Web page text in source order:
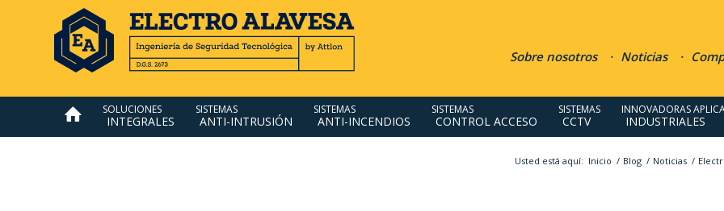
Sobre nosotros Noticias
SOLUCIONES
INTEGRALES
SISTEMAS
ANTI-INTRUSIÓN
SISTEMAS
ANTI-INCENDIOS
SISTEMAS
CONTROL ACCESO
SISTEMAS
CCTV
INNOVADORAS
INDUSTRIALES
Usted está aquí: Inicio / Blog / Noticias /